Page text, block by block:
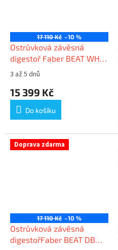
17 110 Kč –10 %
Ostrůvková závěsná
digestoř Faber BEAT WH
MATT F45
Průměrné
produktu
5,0
5
hvězdiček.
3 až 5 dnů
15 399 Kč
Do košíku
Doprava zdarma
17 110 Kč –10 %
Ostrůvková závěsná
digestořFaber BEAT DB